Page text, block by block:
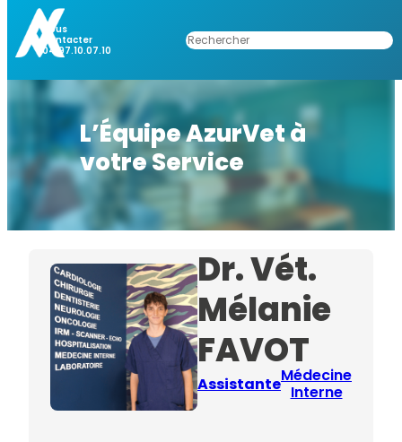
Nous
Contacter
04.97.10.07.10
Rechercher
L’Équipe AzurVet à
votre Service
Dr. Vét.
Mélanie
FAVOT
AssistanteMédecine
Interne